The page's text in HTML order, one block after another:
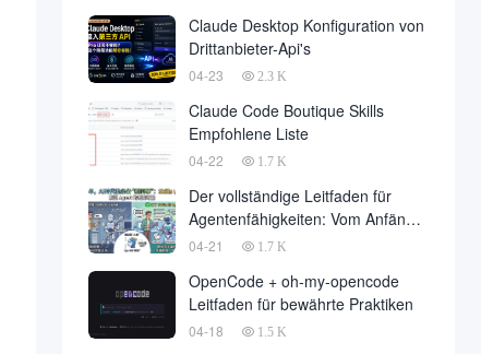
Claude Desktop Konfiguration von
Drittanbieter-Api's
04-23 2.3 K
Claude Code Boutique Skills
Empfohlene Liste
04-22 1.7 K
Der vollständige Leitfaden für
Agentenfähigkeiten: Vom Anfänger
zum Meister
04-21 1.7 K
OpenCode + oh-my-opencode
Leitfaden für bewährte Praktiken
04-18 1.5 K